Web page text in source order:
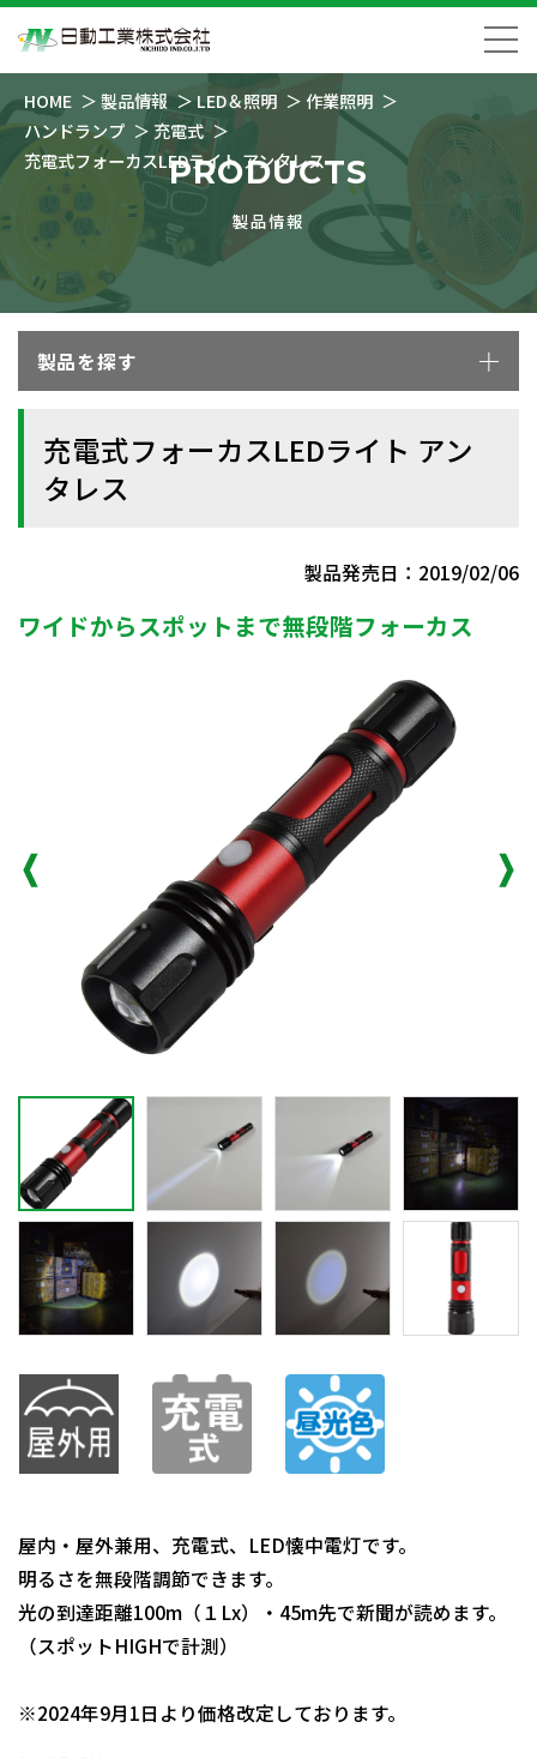
HOME 製品情報 LED＆照明
作業照明
ハンドランプ
充電式
充電式フォーカスLEDライト アンタレス
PRODUCTS
製品情報
製品を探す
充電式フォーカスLEDライト アン
タレス
製品発売日：2019/02/06
ワイドからスポットまで無段階フォーカス
屋内・屋外兼用、充電式、LED懐中電灯です。
明るさを無段階調節できます。
光の到達距離100m（１Lx）・45m先で新聞が読めます。
（スポットHIGHで計測）
※2024年9月1日より価格改定しております。